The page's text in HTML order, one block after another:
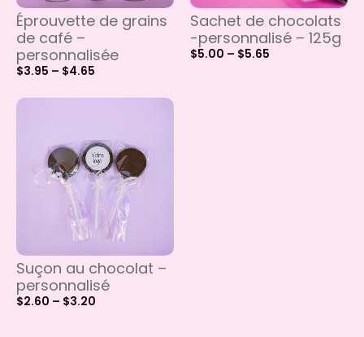
Éprouvette de grains
de café –
personnalisée
$3.95 – $4.65
Sachet de chocolats
-personnalisé – 125g
$5.00 – $5.65
Suçon au chocolat –
personnalisé
$2.60 – $3.20